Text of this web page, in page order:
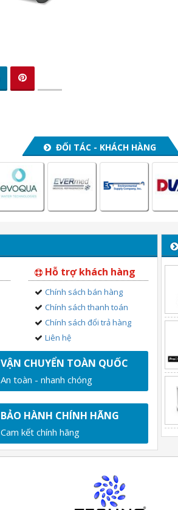
ĐỐI TÁC - KHÁCH HÀNG
Hỗ trợ khách hàng
Chính sách bán hàng
Chính sách thanh toán
Chính sách đổi trả hàng
Liên hệ
VẬN CHUYỂN TOÀN QUỐC
An toàn - nhanh chóng
BẢO HÀNH CHÍNH HÃNG
Cam kết chính hãng